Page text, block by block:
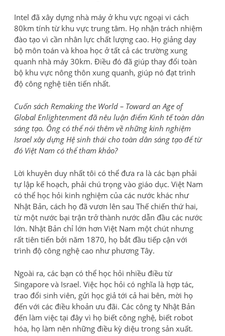
Intel đã xây dựng nhà máy ở khu vực ngoại vi cách
80km tính từ khu vực trung tâm. Họ nhận trách nhiệm
đào tạo vì cần nhân lực chất lượng cao. Họ giảng dạy
bộ môn toán và khoa học ở tất cả các trường xung
quanh nhà máy 30km. Điều đó đã giúp thay đổi toàn
bộ khu vực nông thôn xung quanh, giúp nó đạt trình
độ công nghệ tiên tiến nhất.
Cuốn sách Remaking the World – Toward an Age of
Global Enlightenment đã nêu luận điểm Kinh tế toàn dân
sáng tạo. Ông có thể nói thêm về những kinh nghiệm
Israel xây dựng Hệ sinh thái cho toàn dân sáng tạo để từ
đó Việt Nam có thể tham khảo?
Lời khuyên duy nhất tôi có thể đưa ra là các bạn phải
tự lập kế hoạch, phải chú trọng vào giáo dục. Việt Nam
có thể học hỏi kinh nghiệm của các nước khác như
Nhật Bản, cách họ đã vươn lên sau Thế chiến thứ hai,
từ một nước bại trận trở thành nước dẫn đầu các nước
lớn. Nhật Bản chỉ lớn hơn Việt Nam một chút nhưng
rất tiên tiến bởi năm 1870, họ bắt đầu tiếp cận với
trình độ công nghệ cao như phương Tây.
Ngoài ra, các bạn có thể học hỏi nhiều điều từ
Singapore và Israel. Việc học hỏi có nghĩa là hợp tác,
trao đổi sinh viên, gửi học giả tới cả hai bên, mời họ
đến với các điều khoản ưu đãi. Các công ty Nhật Bản
đến làm việc tại đây vì họ biết công nghệ, biết robot
hóa, họ làm nên những điều kỳ diệu trong sản xuất.